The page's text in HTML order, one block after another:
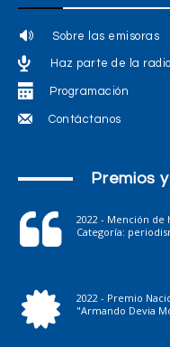
Sobre las emisoras
Haz parte de la radio
Programación
Contáctanos
Premios
2022 - Mención
Categoría:
2022 - Premio
"Armando Devia